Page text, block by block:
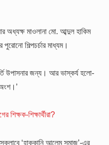
অধ্যক্ষ মাওলানা মো. আব্দুল হাকিম
শিল্পচর্চার মাধ্যম।
উপাসনার জন্য। আর ভাস্কর্য হলো-
শিক্ষক-শিক্ষার্থীরা?
‘হাক্কানি আলেম সমাজ’-এর